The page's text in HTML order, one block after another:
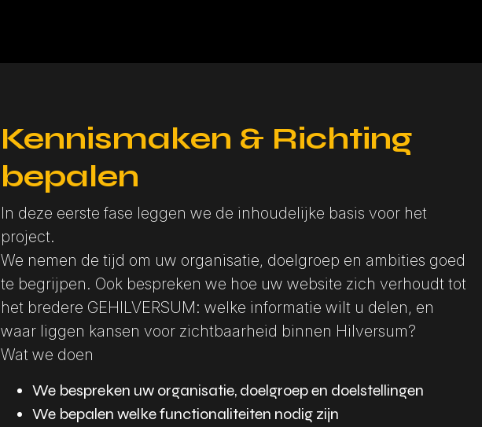
Kennismaken & Richting
bepalen
In deze eerste fase leggen we de inhoudelijke basis voor het
project.
We nemen de tijd om uw organisatie, doelgroep en ambities goed
te begrijpen. Ook bespreken we hoe uw website zich verhoudt tot
het bredere GEHILVERSUM: welke informatie wilt u delen, en
waar liggen kansen voor zichtbaarheid binnen Hilversum?
Wat we doen
We bespreken uw organisatie, doelgroep en doelstellingen
We bepalen welke functionaliteiten nodig zijn